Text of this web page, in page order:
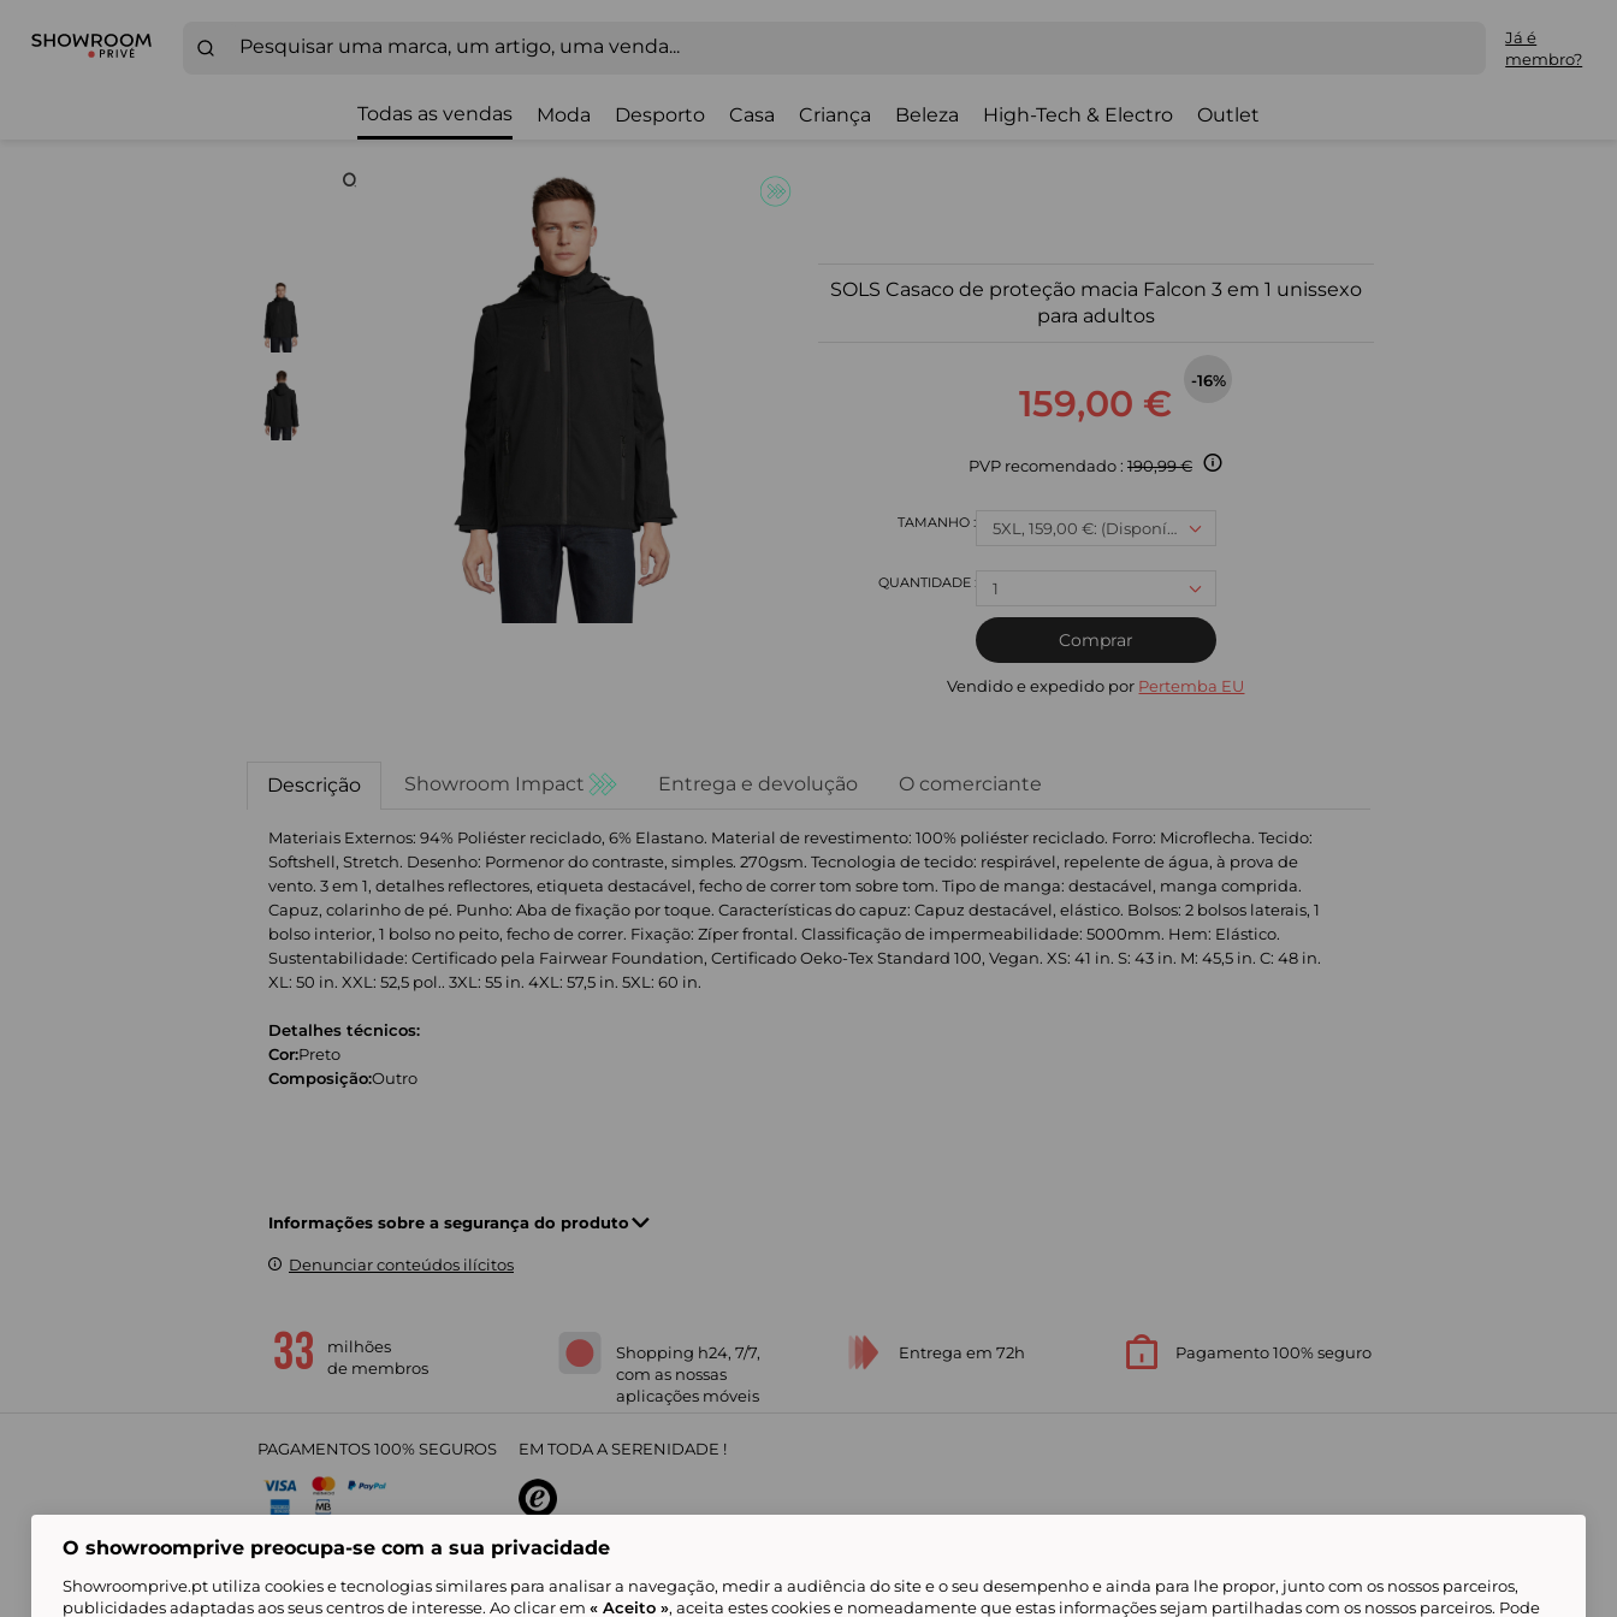
Já é
membro?
Todas as vendas Moda Desporto Casa Criança Beleza High-Tech & Electro Outlet
SOLS Casaco de proteção macia Falcon 3 em 1 unissexo
para adultos
159,00 €
-16%
PVP recomendado : 190,99 €
5XL, 159,00 €: (Disponível)
1
Comprar
Vendido e expedido por Pertemba EU
Descrição Showroom Impact Entrega e devolução O comerciante
Materiais Externos: 94% Poliéster reciclado, 6% Elastano. Material de revestimento: 100% poliéster reciclado. Forro: Microflecha. Tecido:
Softshell, Stretch. Desenho: Pormenor do contraste, simples. 270gsm. Tecnologia de tecido: respirável, repelente de água, à prova de
vento. 3 em 1, detalhes reflectores, etiqueta destacável, fecho de correr tom sobre tom. Tipo de manga: destacável, manga comprida.
Capuz, colarinho de pé. Punho: Aba de fixação por toque. Características do capuz: Capuz destacável, elástico. Bolsos: 2 bolsos laterais, 1
bolso interior, 1 bolso no peito, fecho de correr. Fixação: Zíper frontal. Classificação de impermeabilidade: 5000mm. Hem: Elástico.
Sustentabilidade: Certificado pela Fairwear Foundation, Certificado Oeko-Tex Standard 100, Vegan. XS: 41 in. S: 43 in. M: 45,5 in. C: 48 in.
XL: 50 in. XXL: 52,5 pol.. 3XL: 55 in. 4XL: 57,5 in. 5XL: 60 in.
Detalhes técnicos:
Cor:Preto
Composição:Outro
Informações sobre a segurança do produto
Denunciar conteúdos ilícitos
milhões
de membros
Shopping h24, 7/7,
com as nossas
aplicações móveis
Entrega em 72h Pagamento 100% seguro
PAGAMENTOS 100% SEGUROS EM TODA A SERENIDADE !
4,31/5 sobre
O showroomprive preocupa-se com a sua privacidade
Showroomprive.pt utiliza cookies e tecnologias similares para analisar a navegação, medir a audiência do site e o seu desempenho e ainda para lhe propor, junto com os nossos parceiros,
publicidades adaptadas aos seus centros de interesse. Ao clicar em « Aceito », aceita estes cookies e nomeadamente que estas informações sejam partilhadas com os nossos parceiros. Pode